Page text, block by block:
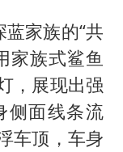
家族的“共
家族式鲨鱼
，展现出强
侧面线条流
车顶，车身